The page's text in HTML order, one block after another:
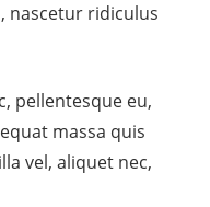
nascetur ridiculus
pellentesque eu,
massa quis
vel, aliquet nec,